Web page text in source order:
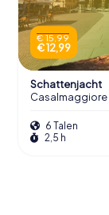
€ 15,99
€ 12,99
Schattenjacht
Casalmaggiore
6 Talen
2,5 h